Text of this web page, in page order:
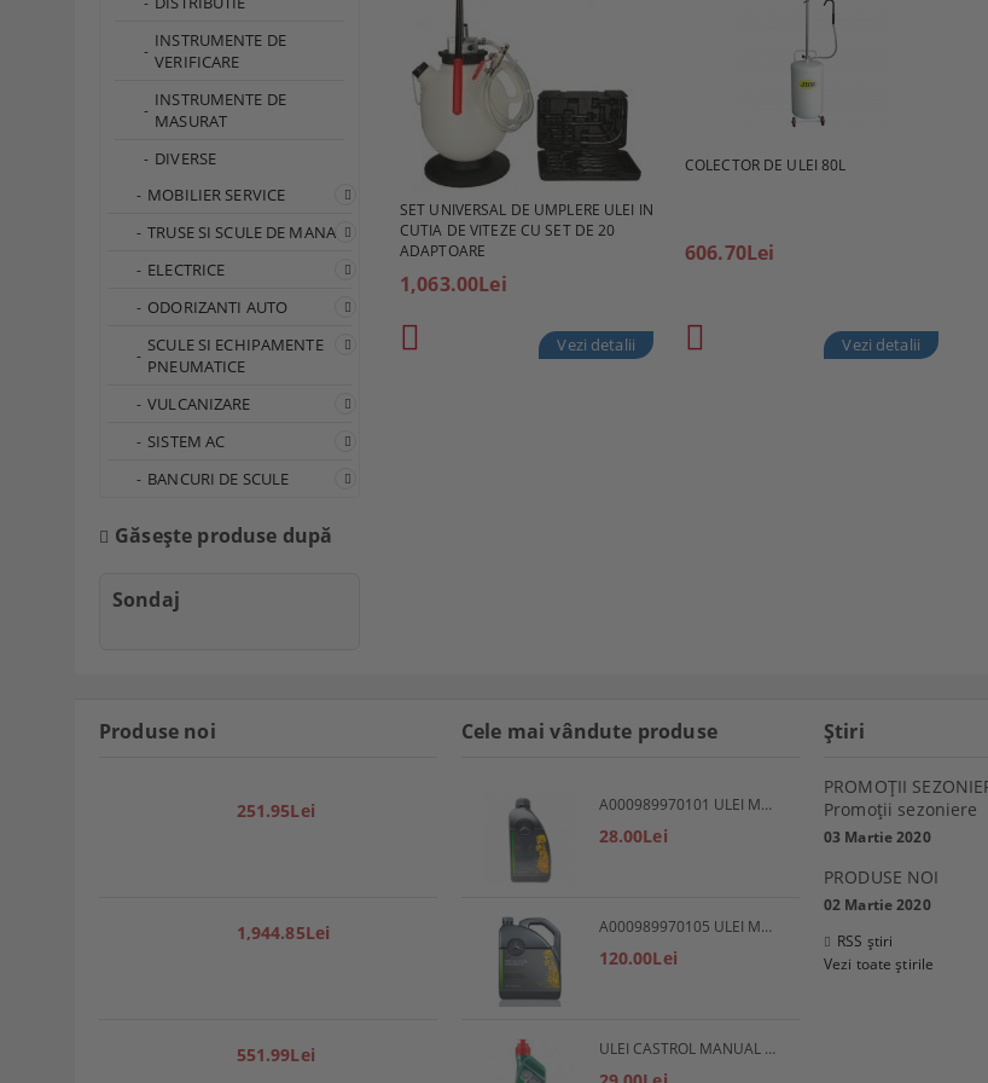
INSTRUMENTE DE
VERIFICARE
INSTRUMENTE DE
MASURAT
DIVERSE
MOBILIER SERVICE
TRUSE SI SCULE DE MANA
ELECTRICE
ODORIZANTI AUTO
SCULE SI ECHIPAMENTE
PNEUMATICE
VULCANIZARE
SISTEM AC
BANCURI DE SCULE
Găseşte produse după
Sondaj
SET UNIVERSAL DE UMPLERE ULEI IN
CUTIA DE VITEZE CU SET DE 20
ADAPTOARE
1,063.00Lei
Vezi detalii
COLECTOR DE ULEI 80L
606.70Lei
Vezi detalii
Produse noi
251.95Lei
1,944.85Lei
551.99Lei
Cele mai vândute produse
A000989970101 ULEI MOTOR 5W30 1L MERCEDES
28.00Lei
A000989970105 ULEI MOTOR 5W30 5L MERCEDES
120.00Lei
ULEI CASTROL MANUAL EP 80W90
Ştiri
PROMOŢII
Promoţii sezoniere
03 Martie 2020
PRODUSE NOI
02 Martie 2020
RSS știri
Vezi toate știrile